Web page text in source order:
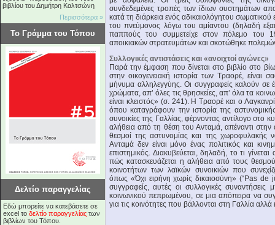
βιβλίου του Δημήτρη Καλτσώνη
Περισσότερα »
Το Γράμμα του Τόπου
Δελτίο παραγγελίας
Εδώ μπορείτε να κατεβάσετε σε
excel το δελτίο παραγγελίας των
βιβλίων του Τόπου.
συνδεδεμένες τροπές των ίδιων συστημάτων
κατά τη διάρκεια ενός αδικαιολόγητου
του πνεύμονος λόγω του αμίαντου (δηλαδή
παππούς του συμμετείχε στον πόλεμο του
αποικιακών στρατευμάτων και σκοτώθηκε
Συλλογικές αντιστάσεις και «ανοιχτοί αγώνες»
Παρά την έμφαση που δίνεται στο βιβλίο στο
στην οικογενειακή ιστορία των Τραορέ,
μήνυμα αλληλεγγύης. Οι συγγραφείς καλούν σε
χρώματα, απ’ όλες τις θρησκείες, απ’ όλα τα
είναι κλειστός» (σ. 241). Η Τραορέ και ο
όπου καταγράφουν την ιστορία της
συνοικίες της Γαλλίας, φέρνοντας αντίλογο στο
αλήθεια από τη θέση του Ανταμά, απέναντι
θεσμοί της αστυνομίας και της
Ανταμά δεν είναι μόνο ένας πολιτικός και
επιστημικός. Διακυβεύεται, δηλαδή, το τι
πώς κατασκευάζεται η αλήθεια από τους
κοινοτήτων των λαϊκών συνοικιών που
όπως «Όχι ειρήνη χωρίς δικαιοσύνη» (“Pas
συγγραφείς, αυτές οι συλλογικές
κοινωνικού πεπρωμένου, σε μια απόπειρα να
για τις κοινότητες που βάλλονται στη Γαλλία